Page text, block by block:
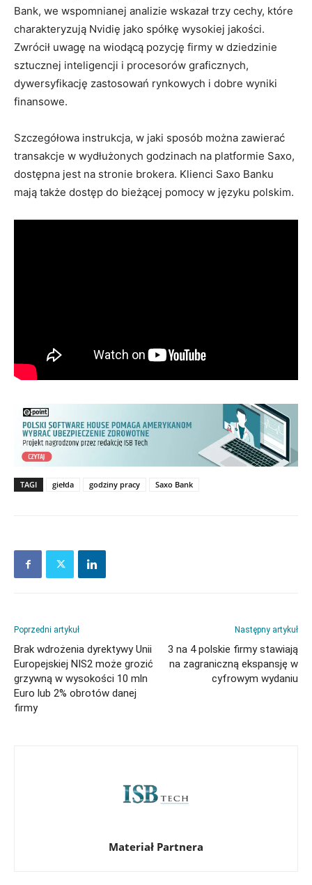
Bank, we wspomnianej analizie wskazał trzy cechy, które
charakteryzują Nvidię jako spółkę wysokiej jakości.
Zwrócił uwagę na wiodącą pozycję firmy w dziedzinie
sztucznej inteligencji i procesorów graficznych,
dywersyfikację zastosowań rynkowych i dobre wyniki
finansowe.
Szczegółowa instrukcja, w jaki sposób można zawierać
transakcje w wydłużonych godzinach na platformie Saxo,
dostępna jest na stronie brokera. Klienci Saxo Banku
mają także dostęp do bieżącej pomocy w języku polskim.
TAGI giełda godziny pracy Saxo Bank
Poprzedni artykuł
Brak wdrożenia dyrektywy Unii
Europejskiej NIS2 może grozić
grzywną w wysokości 10 mln
Euro lub 2% obrotów danej
firmy
Następny artykuł
3 na 4 polskie firmy stawiają
na zagraniczną ekspansję w
cyfrowym wydaniu
Materiał Partnera